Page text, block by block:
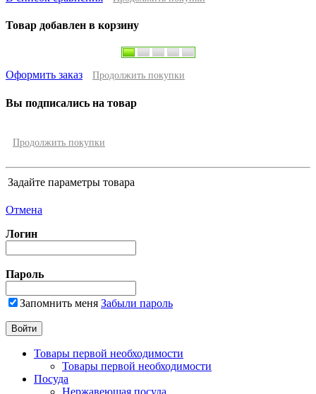
Товар добавлен в корзину
Оформить заказ Продолжить покупки
Вы подписались на товар
Продолжить покупки
Задайте параметры товара
Отмена
Логин
Пароль
Запомнить меня Забыли пароль
Товары первой необходимости
Товары первой необходимости
Посуда
Нержавеющая посуда